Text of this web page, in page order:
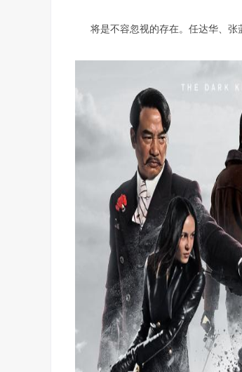
将是不容忽视的存在。任达华、张